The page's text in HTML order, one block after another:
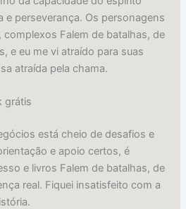
e perseverança. Os personagens
complexos Falem de batalhas, de
e eu me vi atraído para suas
atraída pela chama.
grátis
está cheio de desafios e
e apoio certos, é
e livros Falem de batalhas, de
real. Fiquei insatisfeito com a